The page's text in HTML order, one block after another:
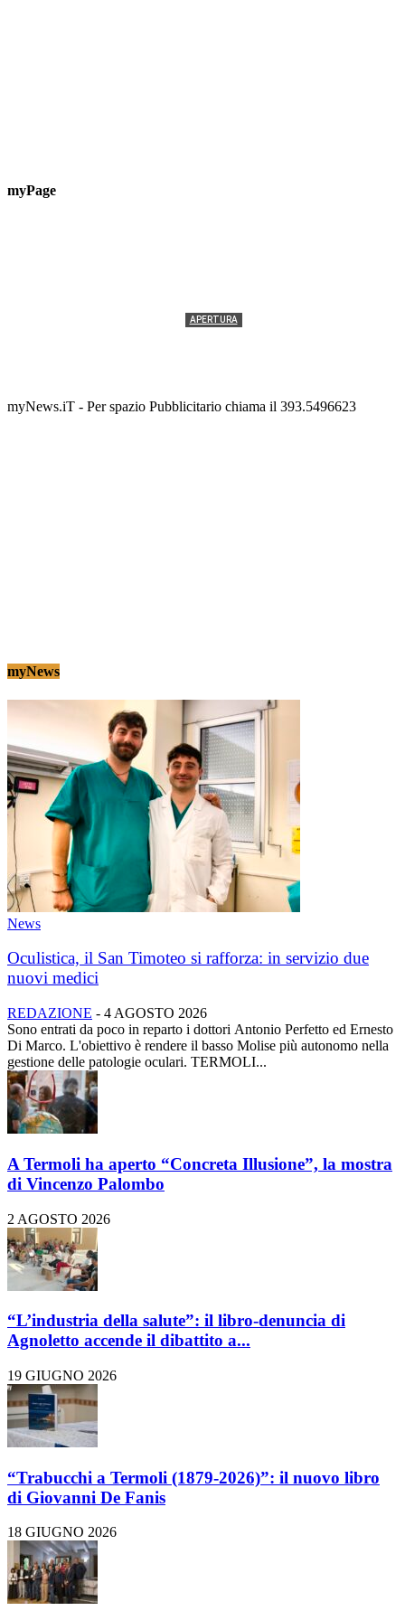
myPage
APERTURA
myNews.iT - Per spazio Pubblicitario chiama il 393.5496623
myNews
News
Oculistica, il San Timoteo si rafforza: in servizio due
nuovi medici
REDAZIONE - 4 AGOSTO 2026
Sono entrati da poco in reparto i dottori Antonio Perfetto ed Ernesto
Di Marco. L'obiettivo è rendere il basso Molise più autonomo nella
gestione delle patologie oculari. TERMOLI...
A Termoli ha aperto “Concreta Illusione”, la mostra
di Vincenzo Palombo
2 AGOSTO 2026
“L’industria della salute”: il libro-denuncia di
Agnoletto accende il dibattito a...
19 GIUGNO 2026
“Trabucchi a Termoli (1879-2026)”: il nuovo libro
di Giovanni De Fanis
18 GIUGNO 2026